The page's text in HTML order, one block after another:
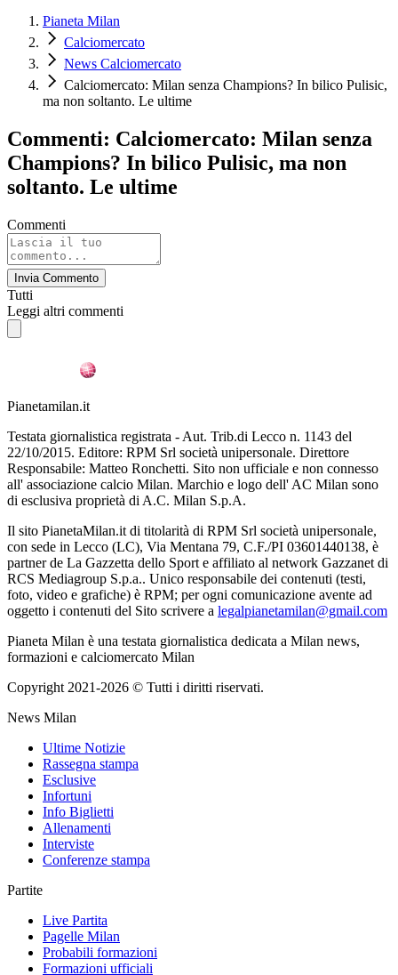
Pianeta Milan
Calciomercato
News Calciomercato
Calciomercato: Milan senza Champions? In bilico Pulisic,
ma non soltanto. Le ultime
Commenti: Calciomercato: Milan senza
Champions? In bilico Pulisic, ma non
soltanto. Le ultime
Commenti
Invia Commento
Tutti
Leggi altri commenti
Pianetamilan.it
Testata giornalistica registrata - Aut. Trib.di Lecco n. 1143 del
22/10/2015. Editore: RPM Srl società unipersonale. Direttore
Responsabile: Matteo Ronchetti. Sito non ufficiale e non connesso
all' associazione calcio Milan. Marchio e logo dell' AC Milan sono
di esclusiva proprietà di A.C. Milan S.p.A.
Il sito PianetaMilan.it di titolarità di RPM Srl società unipersonale,
con sede in Lecco (LC), Via Mentana 79, C.F./PI 03601440138, è
partner de La Gazzetta dello Sport e affiliato al network Gazzanet di
RCS Mediagroup S.p.a.. Unico responsabile dei contenuti (testi,
foto, video e grafiche) è RPM; per ogni comunicazione avente ad
oggetto i contenuti del Sito scrivere a legalpianetamilan@gmail.com
Pianeta Milan è una testata giornalistica dedicata a Milan news,
formazioni e calciomercato Milan
Copyright 2021-2026 © Tutti i diritti riservati.
News Milan
Ultime Notizie
Rassegna stampa
Esclusive
Infortuni
Info Biglietti
Allenamenti
Interviste
Conferenze stampa
Partite
Live Partita
Pagelle Milan
Probabili formazioni
Formazioni ufficiali